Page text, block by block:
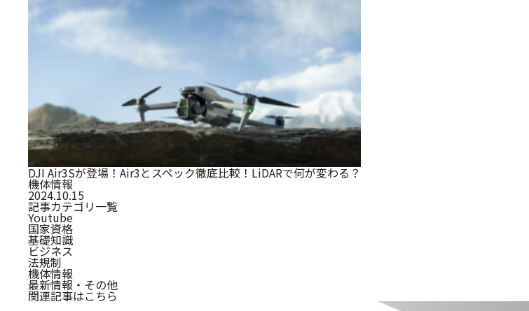
DJI Air3Sが登場！Air3とスペック徹底比較！LiDARで何が変わる？
機体情報
2024.10.15
記事カテゴリ一覧
Youtube
国家資格
基礎知識
ビジネス
法規制
機体情報
最新情報・その他
関連記事はこちら